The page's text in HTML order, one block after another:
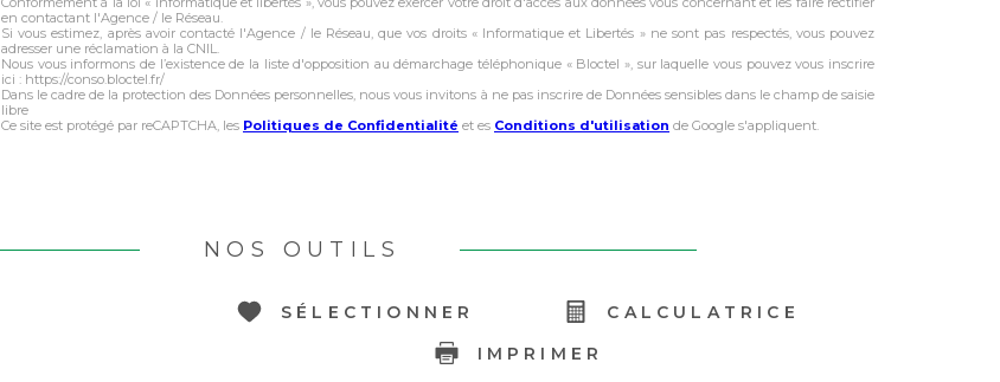
en contactant l'Agence / le Réseau.
Si vous estimez, après avoir contacté l'Agence / le Réseau, que vos droits « Informatique et Libertés » ne sont pas respectés, vous pouvez
adresser une réclamation à la CNIL.
Nous vous informons de l’existence de la liste d'opposition au démarchage téléphonique « Bloctel », sur laquelle vous pouvez vous inscrire
ici : https://conso.bloctel.fr/
Dans le cadre de la protection des Données personnelles, nous vous invitons à ne pas inscrire de Données sensibles dans le champ de saisie
libre
Ce site est protégé par reCAPTCHA, les Politiques de Confidentialité et es Conditions d'utilisation de Google s'appliquent.
NOS OUTILS
SÉLECTIONNER
CALCULATRICE
IMPRIMER